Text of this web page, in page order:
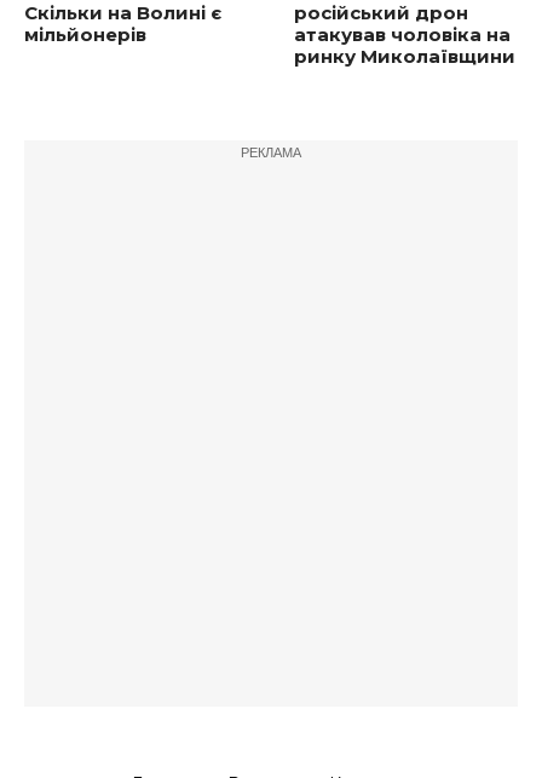
Скільки на Волині є
мільйонерів
російський дрон
атакував чоловіка на
ринку Миколаївщини
РЕКЛАМА